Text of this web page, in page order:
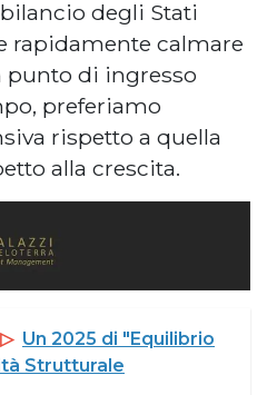
degli Stati
rapidamente calmare
punto di ingresso
preferiamo
rispetto a quella
alla crescita.
Un 2025 di "Equilibrio
Strutturale